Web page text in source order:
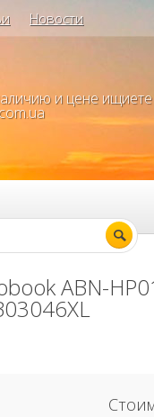
Новости
и цене ищиете
ABN-